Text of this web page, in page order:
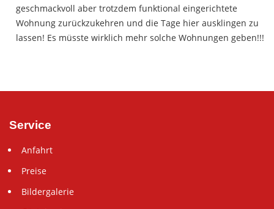
geschmackvoll aber trotzdem funktional eingerichtete
Wohnung zurückzukehren und die Tage hier ausklingen zu
lassen! Es müsste wirklich mehr solche Wohnungen geben!!!
Service
Anfahrt
Preise
Bildergalerie